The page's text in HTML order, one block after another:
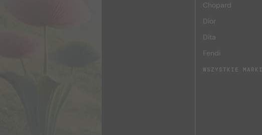
Chopard
Dior
Dita
Fendi
WSZYSTKIE MARKI